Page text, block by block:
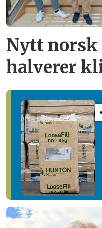
Nytt norsk
halverer